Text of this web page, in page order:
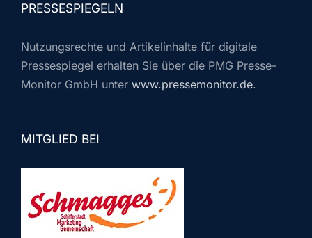
PRESSESPIEGELN
Nutzungsrechte und Artikelinhalte für digitale
Pressespiegel erhalten Sie über die PMG Presse-
Monitor GmbH unter www.pressemonitor.de.
MITGLIED BEI